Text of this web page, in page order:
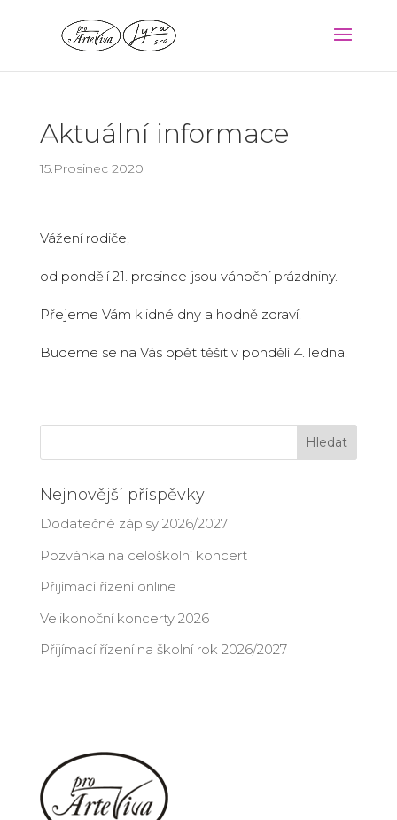
Aktuální informace
15.Prosinec 2020
Vážení rodiče,
od pondělí 21. prosince jsou vánoční prázdniny.
Přejeme Vám klidné dny a hodně zdraví.
Budeme se na Vás opět těšit v pondělí 4. ledna.
Nejnovější příspěvky
Dodatečné zápisy 2026/2027
Pozvánka na celoškolní koncert
Přijímací řízení online
Velikonoční koncerty 2026
Přijímací řízení na školní rok 2026/2027